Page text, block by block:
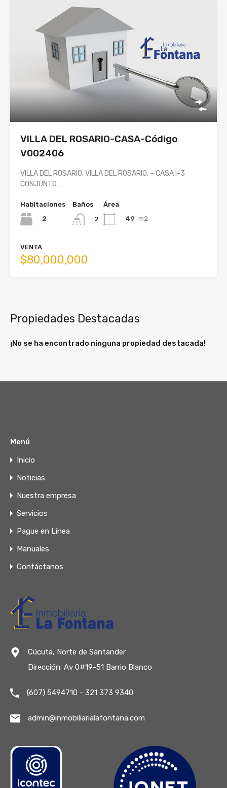
VILLA DEL ROSARIO-CASA-Código
V002406
VILLA DEL ROSARIO, VILLA DEL ROSARIO, – CASA I-3
CONJUNTO…
Habitaciones
2
Baños
2
Área
49 m2
VENTA
$80,000,000
Propiedades Destacadas
¡No se ha encontrado ninguna propiedad destacada!
Menú
Inicio
Noticias
Nuestra empresa
Servicios
Pague en Línea
Manuales
Contáctanos
Cúcuta, Norte de Santander
Dirección: Av 0#19-51 Barrio Blanco
(607) 5494710 - 321 373 9340
admin@inmobiliarialafontana.com